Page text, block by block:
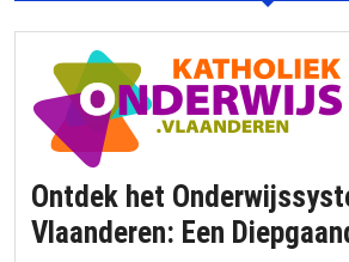
Ontdek het
Vlaanderen: Een